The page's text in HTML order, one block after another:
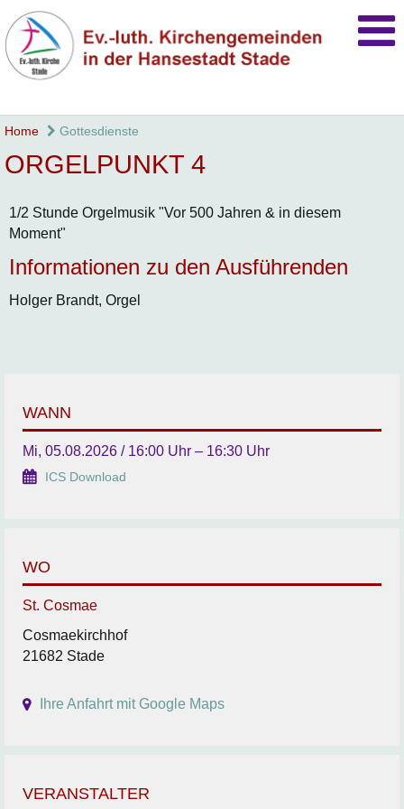
Home Gottesdienste
ORGELPUNKT 4
1/2 Stunde Orgelmusik "Vor 500 Jahren & in diesem
Moment"
Informationen zu den Ausführenden
Holger Brandt, Orgel
WANN
Mi, 05.08.2026 / 16:00 Uhr – 16:30 Uhr
ICS Download
WO
St. Cosmae
Cosmaekirchhof
21682 Stade
Ihre Anfahrt mit Google Maps
VERANSTALTER